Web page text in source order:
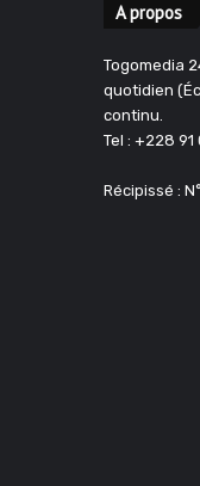
A propos
Togomedia
quotidien
continu.
Tel : +228
Récipissé :